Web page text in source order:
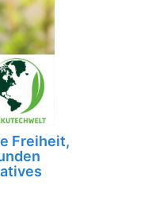
Freiheit,